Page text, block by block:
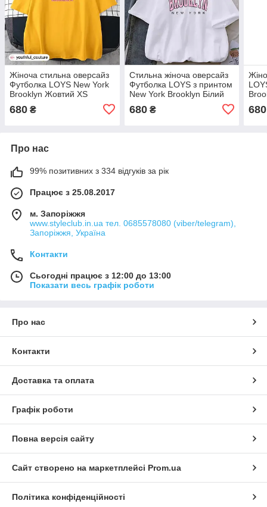
Жіноча стильна оверсайз
Футболка LOYS New York
Brooklyn Жовтий XS
680 ₴
Стильна жіноча оверсайз
Футболка LOYS з принтом
New York Brooklyn Білий
680₴ 680
Про нас
99% позитивних з 334 відгуків за рік
Працює з 25.08.2017
м. Запоріжжя
www.styleclub.in.ua тел. 0685578080 (viber/telegram),
Запоріжжя, Україна
Контакти
Сьогодні працює з 12:00 до 13:00
Показати весь графік роботи
Про нас
Контакти
Доставка та оплата
Графік роботи
Повна версія сайту
Сайт створено на маркетплейсі Prom.ua
Політика конфіденційності